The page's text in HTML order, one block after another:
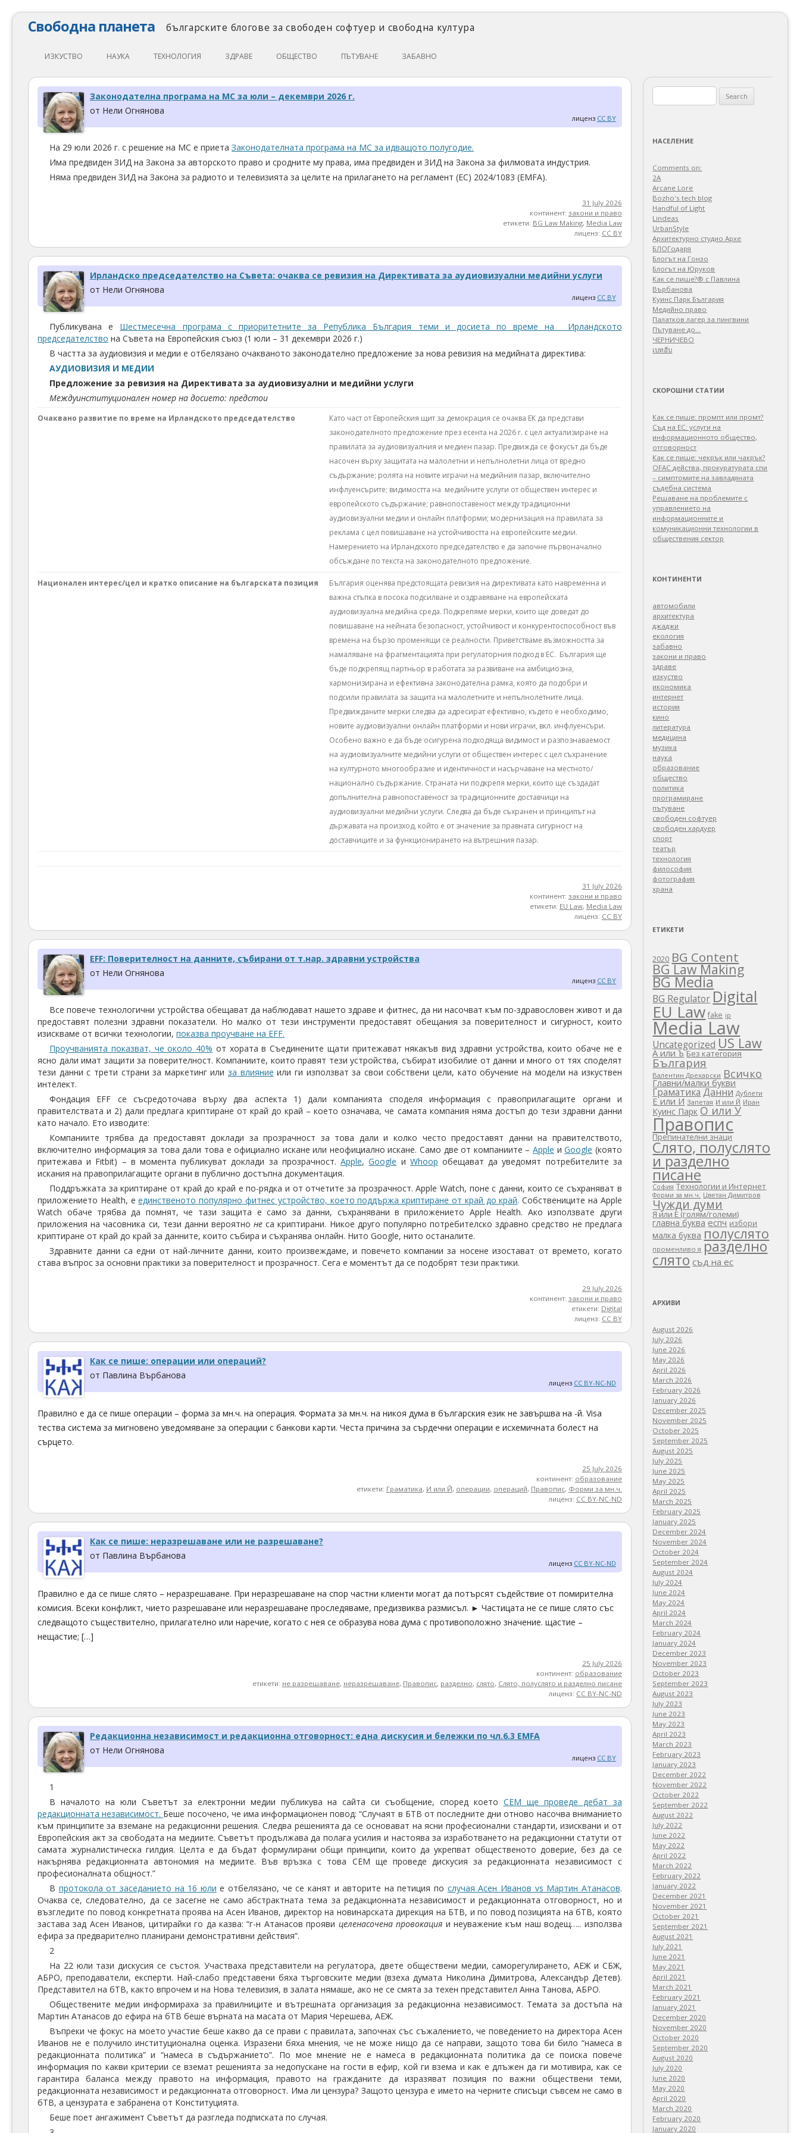
Свободна планета българските блогове за свободен софтуер и свободна култура
Skip
to
ИЗКУСТВО
ЛИТЕРАТУРА
АРХИТЕКТУРА
ТЕАТЪР
КИНО
МУЗИКА
НАУКА
МАТЕМАТИКА
ПСИХОЛОГИЯ
ФИЗИКА
ОБРАЗОВАНИЕ
ТЕХНОЛОГИЯ
АВТОМОБИЛИ
НАПРАВИ САМ
СВОБОДЕН СОФТУЕР
СВОБОДЕН ХАРДУЕР
ЗДРАВЕ
ЕКОЛОГИЯ
ХРАНА
СПОРТ
ОБЩЕСТВО
ЗАКОНИ И ПРАВО
ИКОНОМИКА
ЦИФРОВИ ПРАВА
ПЪТУВАНЕ ЗАБАВНО
Законодателна програма на МС за юли – декември 2026 г.
от Нели Огнянова
лиценз CC BY
На 29 юли 2026 г. с решение на МС е приетаЗаконодателната програма на МС за идващото полугодие.
Има предвиден ЗИД на Закона за авторското право и сродните му права, има предвиден и ЗИД на Закона за филмовата индустрия.
Няма предвиден ЗИД на Закона за радиото и телевизията за целите на прилагането на регламент (ЕС) 2024/1083 (EMFA).
31 July 2026
континент: закони и право
етикети: BG Law Making, Media Law
лиценз: CC BY
Ирландско председателство на Съвета: очаква се ревизия на Директивата за аудиовизуални медийни услуги
от Нели Огнянова
лиценз CC BY
Публикувана е Шестмесечна програма с приоритетните за Република България теми и досиета по време на Ирландското
председателство на Съвета на Европейския съюз (1 юли – 31 декември 2026 г.)
В частта за аудиовизия и медии е отбелязано очакваното законодателно предложение за нова ревизия на медийната директива:
АУДИОВИЗИЯ И МЕДИИ
Предложение за ревизия на Директивата за аудиовизуални и медийни услуги
Междуинституционален номер на досието: предстои
Очаквано развитие по време на Ирландското председателство
Като част от Европейския щит за демокрация се очаква ЕК да представи
законодателното предложение през есента на 2026 г. с цел актуализиране на
правилата за аудиовизуалния и медиен пазар. Предвижда се фокусът да бъде
насочен върху защитата на малолетни и непълнолетни лица от вредно
съдържание; ролята на новите играчи на медийния пазар, включително
инфлуенсърите; видимостта на медийните услуги от обществен интерес и
европейското съдържание; равнопоставеност между традиционни
аудиовизуални медии и онлайн платформи; модернизация на правилата за
реклама с цел повишаване на устойчивостта на европейските медии.
Намерението на Ирландското председателство е да започне първоначално
обсъждане по текста на законодателното предложение.
Национален интерес/цел и кратко описание на българската позиция
България оценява предстоящата ревизия на директивата като навременна и
важна стъпка в посока подсилване и оздравяване на европейската
аудиовизуална медийна среда. Подкрепяме мерки, които ще доведат до
повишаване на нейната безопасност, устойчивост и конкурентоспособност във
времена на бързо променящи се реалности. Приветстваме възможността за
намаляване на фрагментацията при регулаторния подход в ЕС. България ще
бъде подкрепящ партньор в работата за развиване на амбициозна,
хармонизирана и ефективна законодателна рамка, която да подобри и
подсили правилата за защита на малолетните и непълнолетните лица.
Предвижданите мерки следва да адресират ефективно, където е необходимо,
новите аудиовизуални онлайн платформи и нови играчи, вкл. инфлуенсъри.
Особено важно е да бъде осигурена подходяща видимост и разпознаваемост
на аудиовизуалните медийни услуги от обществен интерес с цел съхранение
на културното многообразие и идентичност и насърчаване на местното/
национално съдържание. Страната ни подкрепя мерки, които ще създадат
допълнителна равнопоставеност за традиционните доставчици на
аудиовизуални медийни услуги. Следва да бъде съхранен и принципът на
държавата на произход, който е от значение за правната сигурност на
доставчиците и за функционирането на вътрешния пазар.
31 July 2026
континент: закони и право
етикети: EU Law, Media Law
лиценз: CC BY
EFF: Поверителност на данните, събирани от т.нар. здравни устройства
от Нели Огнянова
лиценз CC BY
Все повече технологични устройства обещават да наблюдават нашето здраве и фитнес, да ни насочват към по-здравословен живот и да
предоставят полезни здравни показатели. Но малко от тези инструменти предоставят обещания за поверителност и сигурност, които
изискваме от всички технологии,показва проучване на EFF.
Проучванията показват, че около 40% от хората в Съединените щати притежават някакъв вид здравни устройства, които обаче не е
ясно дали имат защити за поверителност. Компаниите, които правят тези устройства, събират изобилие от данни и много от тях споделят
тези данни с трети страни за маркетинг илиза влияние или ги използват за свои собствени цели, като обучение на модели на изкуствен
интелект.
Фондация ЕFF се съсредоточава върху два аспекта 1) дали компанията споделя информация с правоприлагащите органи и
правителствата и 2) дали предлага криптиране от край до край – което означава, че самата компания няма достъп до тези здравни данни
като начало. Ето изводите:
Компаниите трябва да предоставят доклади за прозрачност за това дали и колко често предоставят данни на правителството,
включително информация за това дали това е официално искане или неофициално искане. Само две от компаниите –Apple иGoogle (която
притежава и Fitbit) – в момента публикуват доклади за прозрачност.Apple,Google и Whoop обещават да уведомят потребителите за
искания на правоприлагащите органи в публично достъпна документация.
Поддръжката за криптиране от край до край е по-рядка и от отчетите за прозрачност. Apple Watch, поне с данни, които се съхраняват в
приложението Health, еединственото популярно фитнес устройство, което поддържа криптиране от край до край. Собствениците на Apple
Watch обаче трябва да помнят, че тази защита е само за данни, съхранявани в приложението Apple Health. Ако използвате други
приложения на часовника си, тези данни вероятноне са криптирани. Никое друго популярно потребителско здравно средство не предлага
криптиране от край до край за данните, които събира и съхранява онлайн. Нито Google, нито останалите.
Здравните данни са едни от най-личните данни, които произвеждаме, и повечето компании за носене изостават от времето, когато
става въпрос за основни практики за поверителност и прозрачност. Сега е моментът да се подобрят тези практики.
29 July 2026
континент: закони и право
етикети: Digital
лиценз: CC BY
Как се пише: операции или операций?
от Павлина Върбанова
лиценз CC BY-NC-ND
Правилно е да се пише операции – форма за мн.ч. на операция. Формата за мн.ч. на никоя дума в българския език не завършва на -й. Visa
тества система за мигновено уведомяване за операции с банкови карти. Честа причина за сърдечни операции е исхемичната болест на
сърцето.
25 July 2026
континент: образование
етикети: Граматика, И или Й, операции, операций, Правопис, Форми за мн.ч.
лиценз: CC BY-NC-ND
Как се пише: неразрешаване или не разрешаване?
от Павлина Върбанова
лиценз CC BY-NC-ND
Правилно е да се пише слято – неразрешаване. При неразрешаване на спор частни клиенти могат да потърсят съдействие от помирителна
комисия. Всеки конфликт, чието разрешаване или неразрешаване проследяваме, предизвиква размисъл. ► Частицата не се пише слято със
следващото съществително, прилагателно или наречие, когато с нея се образува нова дума с противоположно значение. щастие –
нещастие; […]
25 July 2026
континент: образование
етикети: не разрешаване, неразрешаване, Правопис, разделно, слято, Слято, полуслято и разделно писане
лиценз: CC BY-NC-ND
Редакционна независимост и редакционна отговорност: една дискусия и бележки по чл.6.3 EMFA
от Нели Огнянова
лиценз CC BY
1
В началото на юли Съветът за електронни медии публикува на сайта си съобщение, според коетоСЕМ ще проведе дебат за
редакционната независимост. Беше посочено, че има информационен повод: “Случаят в БТВ от последните дни отново насочва вниманието
към принципите за вземане на редакционни решения. Следва решенията да се основават на ясни професионални стандарти, изисквани и от
Европейския акт за свободата на медиите. Съветът продължава да полага усилия и настоява за изработването на редакционни статути от
самата журналистическа гилдия. Целта е да бъдат формулирани общи принципи, които да укрепват общественото доверие, без да се
накърнява редакционната автономия на медиите. Във връзка с това СЕМ ще проведе дискусия за редакционната независимост с
професионалната общност.”
В протокола от заседанието на 16 юли е отбелязано, че се канят и авторите на петиция по случая Асен Иванов vs Мартин Атанасов.
Очаква се, следователно, да се засегне не само абстрактната тема за редакционната независимост и редакционната отговорност, но и
възгледите по повод конкретната проява на Асен Иванов, директор на новинарската дирекция на БТВ, и по повод позицията на бТВ, която
застава зад Асен Иванов, цитирайки го да казва: “г-н Атанасов прояви целенасочена провокация и неуважение към наш водещ….. използва
ефира за предварително планирани демонстративни действия”.
2
На 22 юли тази дискусия се състоя. Участваха представители на регулатора, двете обществени медии, саморегулирането, АЕЖ и СБЖ,
АБРО, преподаватели, експерти. Най-слабо представени бяха търговските медии (взеха думата Николина Димитрова, Александър Детев).
Представител на бТВ, както впрочем и на Нова телевизия, в залата нямаше, ако не се смята за техен представител Анна Танова, АБРО.
Обществените медии информираха за правилниците и вътрешната организация за редакционна независимост. Темата за достъпа на
Мартин Атанасов до ефира на бТВ беше върната на масата от Мария Черешева, АЕЖ.
Въпреки че фокус на моето участие беше какво да се прави с правилата, започнах със съжалението, че поведението на директора Асен
Иванов не е получило институционална оценка. Изразени бяха мнения, че не може нищо да се направи, защото това би било “намеса в
редакционната политика” и “намеса в съдържанието”. По мое мнение не е намеса в редакционната политика да се поиска повече
информация по какви критерии се вземат решенията за недопускане на гости в ефир, кой ги взема и как е длъжен да ги мотивира, как се
гарантира баланса между правото на информация, правото на гражданите да изразяват позиция по важни обществени теми,
редакционната независимост и редакционната отговорност. Има ли цензура? Защото цензура е името на черните списъци съвсем не само в
бТВ, а цензурата е забранена от Конституцията.
Беше поет ангажимент Съветът да разгледа подписката по случая.
for:
НАСЕЛЕНИЕ
Comments on:
2A
Arcane Lore
Bozho's tech blog
Handful of Light
Lindeas
UrbanStyle
Архитектурно студио Архе
БЛОГодаря
Блогът на Гонзо
Блогът на Юруков
Как се пише?® с Павлина
Върбанова
Куинс Парк България
Медийно право
Палатков лагер зa пингвини
Пътуване до…
ЧЕРНИЧЕВО
เบทฮับ
СКОРОШНИ СТАТИИ
Как се пише: промпт или промт?
Съд на ЕС: услуги на
информационното общество,
отговорност
Как се пише: чекрък или чакрък?
OFAC действа, прокуратурата спи
– симптомите на завладяната
съдебна система
Решаване на проблемите с
управлението на
информационните и
комуникационни технологии в
обществения сектор
КОНТИНЕНТИ
автомобили
архитектура
джаджи
екология
забавно
закони и право
здраве
изкуство
икономика
интернет
история
кино
литература
медицина
музика
наука
образование
общество
политика
програмиране
пътуване
свободен софтуер
свободен хардуер
спорт
театър
технология
философия
фотография
храна
ЕТИКЕТИ
2020 BG Content
BG Law Making
BG Media
BG Regulator Digital
EU Law fake ip
Media Law
Uncategorized US Law
А или Ъ Без категория
България
Валентин Дрехарски Всичко
Главни/малки букви
Граматика Данни Дублети
Е или И Запетая И или Й Иран
Куинс Парк О или У
Правопис
Препинателни знаци
Слято, полуслято
и разделно
писане
София Технологии и Интернет
Форми за мн.ч. Цветан Димитров
Чужди думи
Я или Е (голям/големи)
главна буква еспч избори
малка буква полуслято
променливо я разделно
слято съд на ес
АРХИВИ
August 2026
July 2026
June 2026
May 2026
April 2026
March 2026
February 2026
January 2026
December 2025
November 2025
October 2025
September 2025
August 2025
July 2025
June 2025
May 2025
April 2025
March 2025
February 2025
January 2025
December 2024
November 2024
October 2024
September 2024
August 2024
July 2024
June 2024
May 2024
April 2024
March 2024
February 2024
January 2024
December 2023
November 2023
October 2023
September 2023
August 2023
July 2023
June 2023
May 2023
April 2023
March 2023
February 2023
January 2023
December 2022
November 2022
October 2022
September 2022
August 2022
July 2022
June 2022
May 2022
April 2022
March 2022
February 2022
January 2022
December 2021
November 2021
October 2021
September 2021
August 2021
July 2021
June 2021
May 2021
April 2021
March 2021
February 2021
January 2021
December 2020
November 2020
October 2020
September 2020
August 2020
July 2020
June 2020
May 2020
April 2020
March 2020
February 2020
January 2020